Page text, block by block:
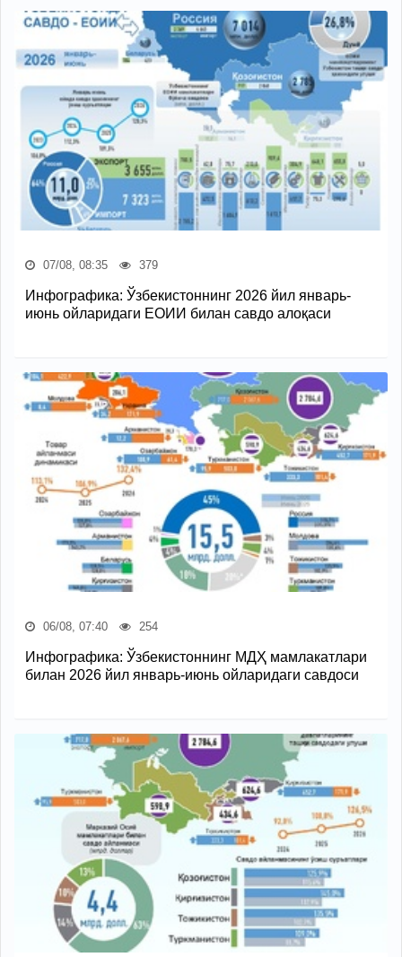
07/08, 08:35 379
Инфографика: Ўзбекистоннинг 2026 йил январь-
июнь ойларидаги ЕОИИ билан савдо алоқаси
06/08, 07:40 254
Инфографика: Ўзбекистоннинг МДҲ мамлакатлари
билан 2026 йил январь-июнь ойларидаги савдоси